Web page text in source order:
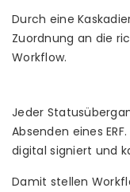
Durch eine
Zuordnung an die
Workflow.
Jeder
Absenden eines
digital signiert und
Damit stellen